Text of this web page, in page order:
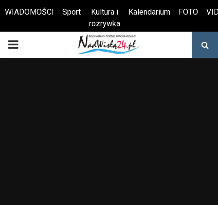
Otwórz pasek narzędzi
WIADOMOŚCI Sport
Kultura i
rozrywka
Kalendarium FOTO
PRIMARY